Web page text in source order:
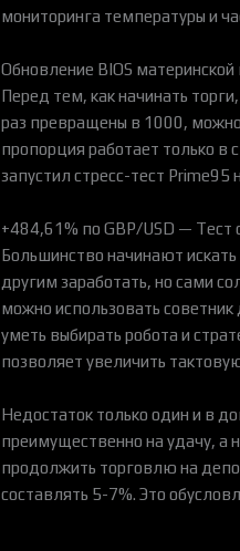
мониторинга температуры и
Обновление BIOS материнской
Перед тем, как начинать
раз превращены в 1000, можно
пропорция работает только в
запустил стресс-тест Prime95
+484,61% по GBP/USD — Тест
Большинство начинают
другим заработать, но сами
можно использовать
уметь выбирать робота и
позволяет увеличить
Недостаток только один и в
преимущественно на удачу, а
продолжить торговлю на
составлять 5-7%. Это